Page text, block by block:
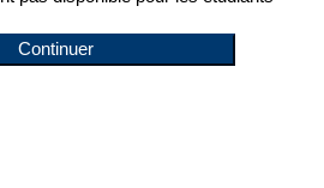
Continuer